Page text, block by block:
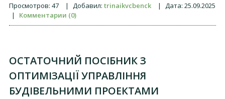
Просмотров: 47 | Добавил: trinaikvcbenck | Дата: 25.09.2025
|
Комментарии (0)
ОСТАТОЧНИЙ ПОСІБНИК З
ОПТИМІЗАЦІЇ УПРАВЛІННЯ
БУДІВЕЛЬНИМИ ПРОЕКТАМИ